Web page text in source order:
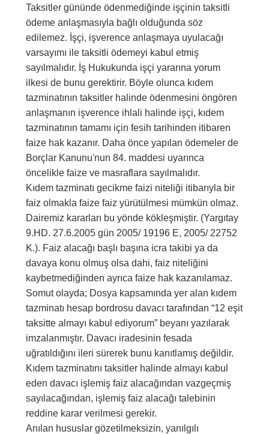
Taksitler gününde ödenmediğinde işçinin taksitli
ödeme anlaşmasıyla bağlı olduğunda söz
edilemez. İşçi, işverence anlaşmaya uyulacağı
varsayımı ile taksitli ödemeyi kabul etmiş
sayılmalıdır. İş Hukukunda işçi yararına yorum
ilkesi de bunu gerektirir. Böyle olunca kıdem
tazminatının taksitler halinde ödenmesini öngören
anlaşmanın işverence ihlali halinde işçi, kıdem
tazminatının tamamı için fesih tarihinden itibaren
faize hak kazanır. Daha önce yapılan ödemeler de
Borçlar Kanunu'nun 84. maddesi uyarınca
öncelikle faize ve masraflara sayılmalıdır.
Kıdem tazminatı gecikme faizi niteliği itibarıyla bir
faiz olmakla faize faiz yürütülmesi mümkün olmaz.
Dairemiz kararları bu yönde kökleşmiştir. (Yargıtay
9.HD. 27.6.2005 gün 2005/ 19196 E, 2005/ 22752
K.). Faiz alacağı başlı başına icra takibi ya da
davaya konu olmuş olsa dahi, faiz niteliğini
kaybetmediğinden ayrıca faize hak kazanılamaz.
Somut olayda; Dosya kapsamında yer alan kıdem
tazminatı hesap bordrosu davacı tarafından “12 eşit
taksitte almayı kabul ediyorum” beyanı yazılarak
imzalanmıştır. Davacı iradesinin fesada
uğratıldığını ileri sürerek bunu kanıtlamış değildir.
Kıdem tazminatını taksitler halinde almayı kabul
eden davacı işlemiş faiz alacağından vazgeçmiş
sayılacağından, işlemiş faiz alacağı talebinin
reddine karar verilmesi gerekir.
Anılan hususlar gözetilmeksizin, yanılgılı